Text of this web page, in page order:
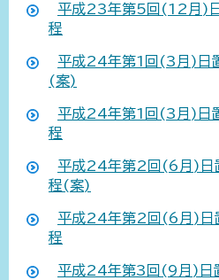
平成23年第5回(12月)日
程
平成24年第1回(3月)日
(案)
平成24年第1回(3月)日
程
平成24年第2回(6月)日
程(案)
平成24年第2回(6月)日
程
平成24年第3回(9月)日